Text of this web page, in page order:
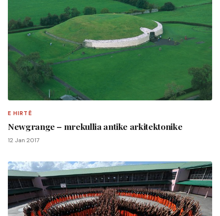
E HIRTË
Newgrange – mrekullia antike arkitektonike
12 Jan 2017